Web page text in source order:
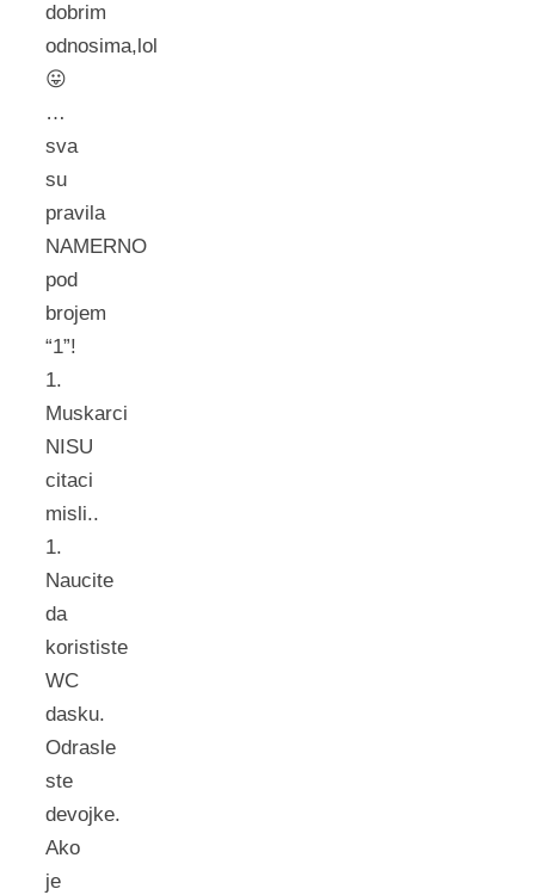
dobrim
odnosima,lol
😛
…
sva
su
pravila
NAMERNO
pod
brojem
“1”!
1.
Muskarci
NISU
citaci
misli..
1.
Naucite
da
korististe
WC
dasku.
Odrasle
ste
devojke.
Ako
je